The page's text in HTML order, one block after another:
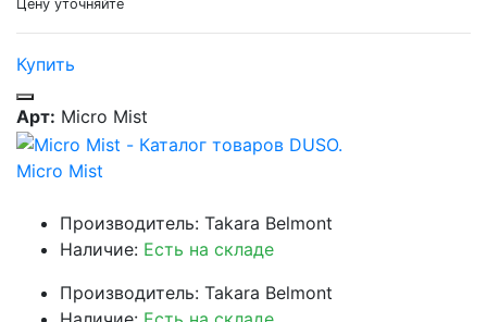
Цену уточняйте
Купить
Арт: Micro Mist
Micro Mist
Производитель: Takara Belmont
Наличие: Есть на складе
Производитель: Takara Belmont